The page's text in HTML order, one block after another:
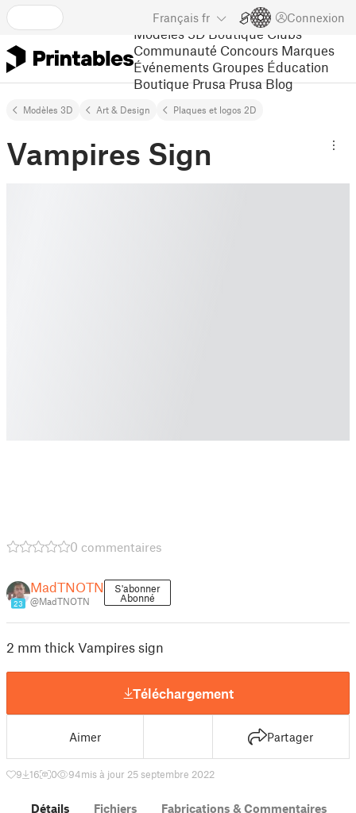
Français fr Connexion
Modèles 3D Boutique Clubs
Communauté Concours Marques
Événements Groupes Éducation
Boutique Prusa Prusa Blog
Modèles 3D Art & Design Plaques et logos 2D
Vampires Sign
0 commentaires
23
MadTNOTN
@MadTNOTN
S'abonner
Abonné
2 mm thick Vampires sign
Téléchargement
Aimer Partager
9 16 0 94mis à jour 25 septembre 2022
Détails Fichiers Fabrications & Commentaires